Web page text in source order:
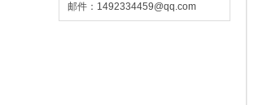
邮件： 1492334459@qq.com